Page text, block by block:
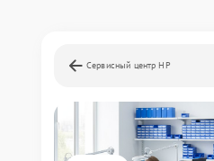
Сервисный центр HP